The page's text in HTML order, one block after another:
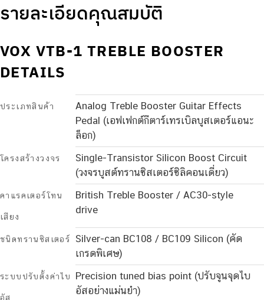
รายละเอียดคุณสมบัติ
VOX VTB-1 TREBLE BOOSTER
DETAILS
ประเภทสินค้า
Analog Treble Booster Guitar Effects
Pedal (เอฟเฟกต์กีตาร์เทรเบิลบูสเตอร์แอนะ
ล็อก)
โครงสร้างวงจร
Single-Transistor Silicon Boost Circuit
(วงจรบูสต์ทรานซิสเตอร์ซิลิคอนเดี่ยว)
คาแรคเตอร์โทน
เสียง
British Treble Booster / AC30-style
drive
ชนิดทรานซิสเตอร์
Silver-can BC108 / BC109 Silicon (คัด
เกรดพิเศษ)
ระบบปรับตั้งค่าไบ
อัส
Precision tuned bias point (ปรับจูนจุดไบ
อัสอย่างแม่นยำ)